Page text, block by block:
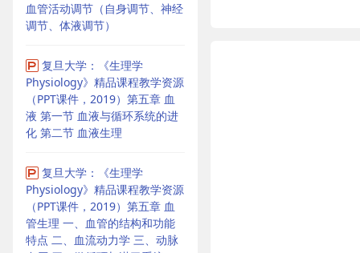
血管活动调节（自身调节、神经
调节、体液调节）
复旦大学：《生理学
Physiology》精品课程教学资源
（PPT课件，2019）第五章 血
液 第一节 血液与循环系统的进
化 第二节 血液生理
复旦大学：《生理学
Physiology》精品课程教学资源
（PPT课件，2019）第五章 血
管生理 一、血管的结构和功能
特点 二、血流动力学 三、动脉